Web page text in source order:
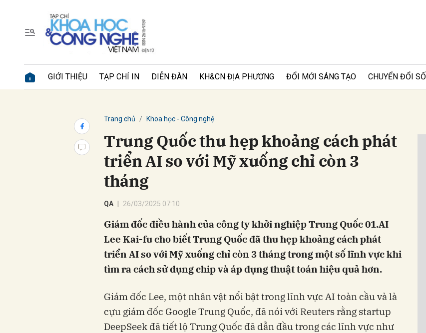
GIỚI THIỆU TẠP CHÍ IN DIỄN ĐÀN KH&CN ĐỊA PHƯƠNG ĐỔI MỚI SÁNG TẠO CHUYỂN ĐỔI SỐ
Trang chủ Khoa học - Công nghệ
Trung Quốc thu hẹp khoảng cách phát
triển AI so với Mỹ xuống chỉ còn 3
tháng
QA 26/03/2025 07:10
Giám đốc điều hành của công ty khởi nghiệp Trung Quốc 01.AI
Lee Kai-fu cho biết Trung Quốc đã thu hẹp khoảng cách phát
triển AI so với Mỹ xuống chỉ còn 3 tháng trong một số lĩnh vực khi
tìm ra cách sử dụng chip và áp dụng thuật toán hiệu quả hơn.
Giám đốc Lee, một nhân vật nổi bật trong lĩnh vực AI toàn cầu và là
cựu giám đốc Google Trung Quốc, đã nói với Reuters rằng startup
DeepSeek đã tiết lộ Trung Quốc đã dẫn đầu trong các lĩnh vực như